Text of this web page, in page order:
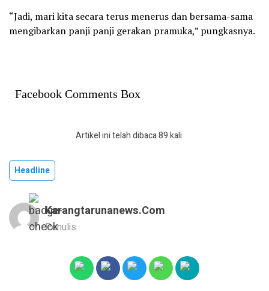
“Jadi, mari kita secara terus menerus dan bersama-sama
mengibarkan panji panji gerakan pramuka,” pungkasnya.
Facebook Comments Box
Artikel ini telah dibaca 89 kali
Headline
Karangtarunanews.com
Penulis